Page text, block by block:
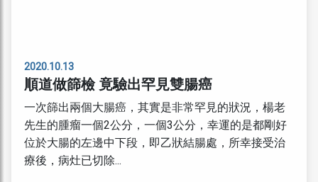
2020.10.13
順道做篩檢 竟驗出罕見雙腸癌
一次篩出兩個大腸癌，其實是非常罕見的狀況，楊老
先生的腫瘤一個2公分，一個3公分，幸運的是都剛好
位於大腸的左邊中下段，即乙狀結腸處，所幸接受治
療後，病灶已切除...